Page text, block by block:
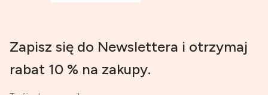
Zapisz się do Newslettera i otrzymaj
rabat 10 % na zakupy.